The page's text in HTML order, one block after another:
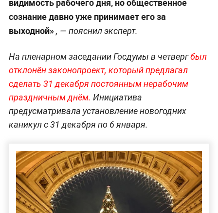
видимость рабочего дня, но общественное
сознание давно уже принимает его за
выходной», — пояснил эксперт.
На пленарном заседании Госдумы в четвергбыл
отклонён законопроект, который предлагал
сделать 31 декабря постоянным нерабочим
праздничным днём. Инициатива
предусматривала установление новогодних
каникул с 31 декабря по 6 января.